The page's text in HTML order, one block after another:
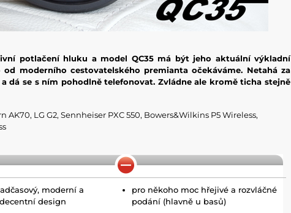
potlačení hluku a model QC35 má být jeho aktuální výkladní
moderního cestovatelského premianta očekáváme. Netahá za
dá se s ním pohodlně telefonovat. Zvládne ale kromě ticha stejně
AK70, LG G2, Sennheiser PXC 550, Bowers&Wilkins P5 Wireless,
moderní a
design
pro někoho moc hřejivé a rozvláčné
podání (hlavně u basů)